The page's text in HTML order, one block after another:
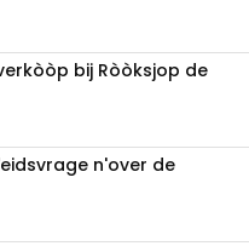
bij Ròòksjop de
n'over de